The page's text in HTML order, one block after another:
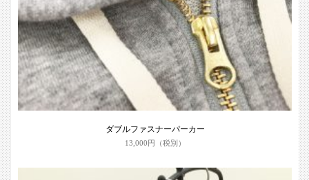
ダブルファスナーパーカー
13,000円（税別）